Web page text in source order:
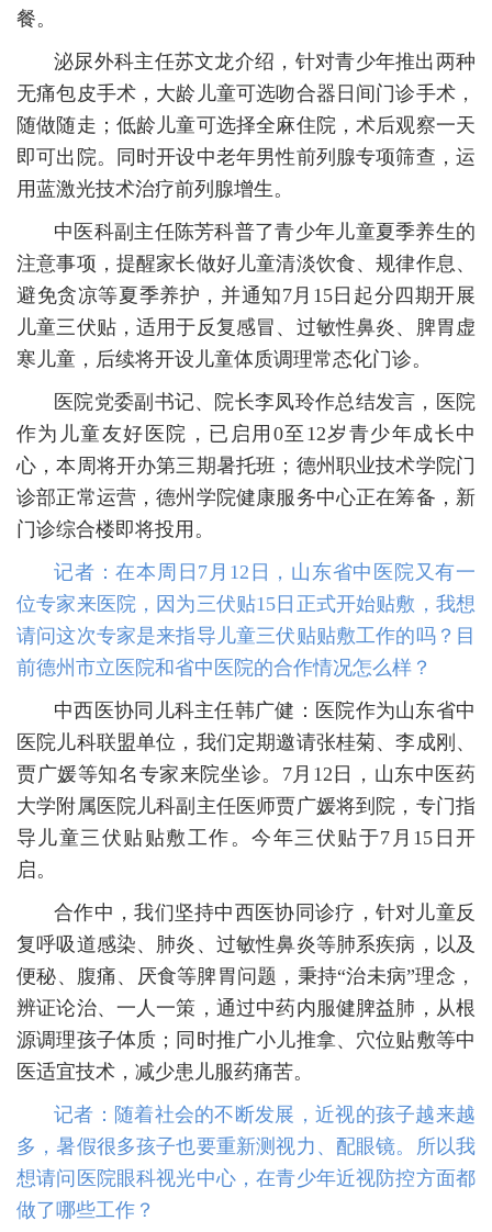
餐。
泌尿外科主任苏文龙介绍，针对青少年推出两种
无痛包皮手术，大龄儿童可选吻合器日间门诊手术，
随做随走；低龄儿童可选择全麻住院，术后观察一天
即可出院。同时开设中老年男性前列腺专项筛查，运
用蓝激光技术治疗前列腺增生。
中医科副主任陈芳科普了青少年儿童夏季养生的
注意事项，提醒家长做好儿童清淡饮食、规律作息、
避免贪凉等夏季养护，并通知7月15日起分四期开展
儿童三伏贴，适用于反复感冒、过敏性鼻炎、脾胃虚
寒儿童，后续将开设儿童体质调理常态化门诊。
医院党委副书记、院长李凤玲作总结发言，医院
作为儿童友好医院，已启用0至12岁青少年成长中
心，本周将开办第三期暑托班；德州职业技术学院门
诊部正常运营，德州学院健康服务中心正在筹备，新
门诊综合楼即将投用。
记者：在本周日7月12日，山东省中医院又有一
位专家来医院，因为三伏贴15日正式开始贴敷，我想
请问这次专家是来指导儿童三伏贴贴敷工作的吗？目
前德州市立医院和省中医院的合作情况怎么样？
中西医协同儿科主任韩广健：医院作为山东省中
医院儿科联盟单位，我们定期邀请张桂菊、李成刚、
贾广媛等知名专家来院坐诊。7月12日，山东中医药
大学附属医院儿科副主任医师贾广媛将到院，专门指
导儿童三伏贴贴敷工作。今年三伏贴于7月15日开
启。
合作中，我们坚持中西医协同诊疗，针对儿童反
复呼吸道感染、肺炎、过敏性鼻炎等肺系疾病，以及
便秘、腹痛、厌食等脾胃问题，秉持“治未病”理念，
辨证论治、一人一策，通过中药内服健脾益肺，从根
源调理孩子体质；同时推广小儿推拿、穴位贴敷等中
医适宜技术，减少患儿服药痛苦。
记者：随着社会的不断发展，近视的孩子越来越
多，暑假很多孩子也要重新测视力、配眼镜。所以我
想请问医院眼科视光中心，在青少年近视防控方面都
做了哪些工作？